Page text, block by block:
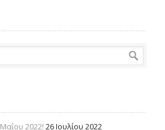
2022! 26 Ιουλίου 2022